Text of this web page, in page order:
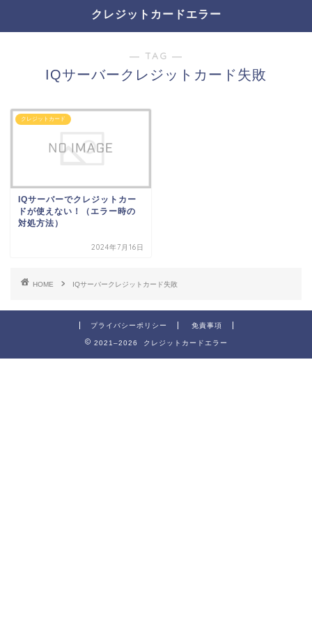
クレジットカードエラー
― TAG ―
IQサーバークレジットカード失敗
クレジットカード
IQサーバーでクレジットカー
ドが使えない！（エラー時の
対処方法）
2024年7月16日
HOME IQサーバークレジットカード失敗
プライバシーポリシー 免責事項
2021–2026 クレジットカードエラー